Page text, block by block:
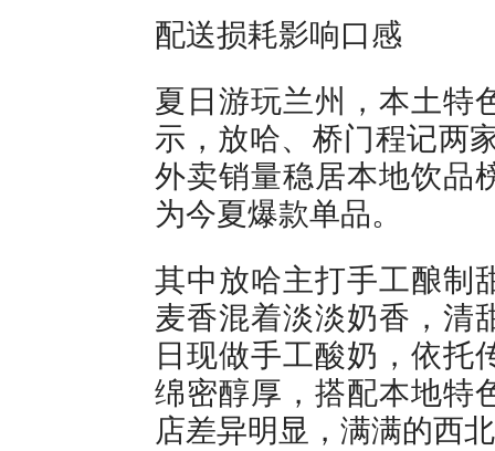
配送损耗影响口感
夏日游玩兰州，本土特
示，放哈、桥门程记两
外卖销量稳居本地饮品
为今夏爆款单品。
其中放哈主打手工酿制
麦香混着淡淡奶香，清
日现做手工酸奶，依托
绵密醇厚，搭配本地特
店差异明显，满满的西